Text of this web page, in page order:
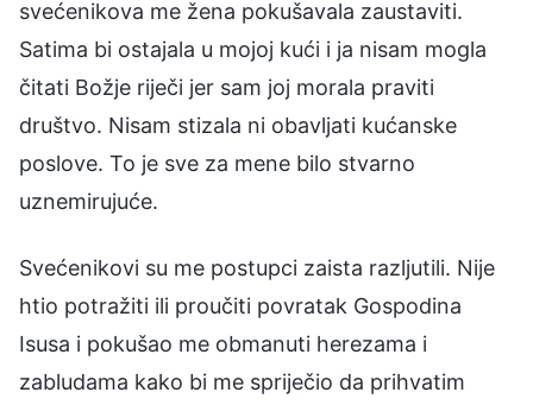
svećenikova me žena pokušavala zaustaviti.
Satima bi ostajala u mojoj kući i ja nisam mogla
čitati Božje riječi jer sam joj morala praviti
društvo. Nisam stizala ni obavljati kućanske
poslove. To je sve za mene bilo stvarno
uznemirujuće.
Svećenikovi su me postupci zaista razljutili. Nije
htio potražiti ili proučiti povratak Gospodina
Isusa i pokušao me obmanuti herezama i
zabludama kako bi me spriječio da prihvatim